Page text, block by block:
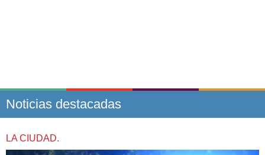
Noticias destacadas
LA CIUDAD.